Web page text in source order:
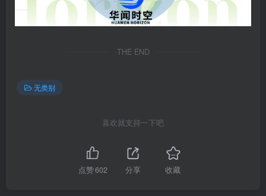
THE END
无类别
喜欢就支持一下吧
点赞602 分享 收藏